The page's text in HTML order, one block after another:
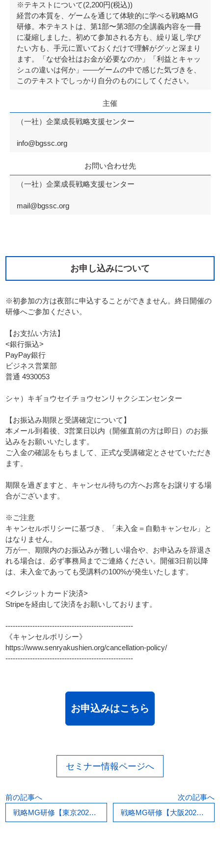
※テキストについて(2,200円(税込))
経営の本質を、ゲームを通じて体験的に学べる戦略MG
研修。本テキストは、第1部〜第3部の全講義内容を一冊
に凝縮しました。初めて参加される方も、繰り返し学び
たい方も、手元に置いておくだけで理解がグッと深まり
ます。「なぜ会社はお金が必要なのか」「利益とキャッ
シュの違いは何か」——ゲームの中で感じた気づきを、
このテキストでしっかり自分のものにしてください。
主催
（一社）企業成長戦略支援センター
info@bgssc.org
お問い合わせ先
（一社）企業成長戦略支援センター
mail@bgssc.org
お申し込みについて
※初参加の方は夜部に申込することができません。終日開催の
研修へご参加ください。
【お支払い方法】
<銀行振込>
PayPay銀行
ビジネス営業部
普通 4930053
シャ）キギョウセイチョウセンリャクシエンセンター
【お振込み期限と受講確定について】
本メール到着後、3営業日以内（開催直前の方は即日）のお振
込みをお願いいたします。
ご入金の確認をもちまして、正式な受講確定とさせていただき
ます。
期限を過ぎますと、キャンセル待ちの方へお席をお譲りする場
合がございます。
※ご注意
キャンセルポリシーに基づき、「未入金＝自動キャンセル」と
はなりません。
万が一、期限内のお振込みが難しい場合や、お申込みを辞退さ
れる場合は、必ず事務局までご連絡ください。開催3日前以降
は、未入金であっても受講料の100%が発生いたします。
<クレジットカード決済>
Stripeを経由して決済をお願いしております。
----------------------------------------------------
《キャンセルポリシー》
https://www.senryakushien.org/cancellation-policy/
----------------------------------------------------
お申込みはこちら
セミナー情報ページへ
前の記事へ
戦略MG研修【東京2026/08/26夜3時間】
次の記事へ
戦略MG研修【大阪2026/08/23,24】